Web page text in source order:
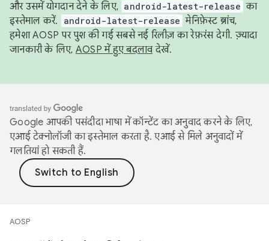
और उसमें योगदान देने के लिए, android-latest-release का
इस्तेमाल करें.
android-latest-release मेनिफ़ेस्ट ब्रांच,
हमेशा AOSP पर पुश की गई सबसे नई रिलीज़ का रेफ़रंस देगी. ज़्यादा
जानकारी के लिए, AOSP में हुए बदलावदेखें.
Google आपकी पसंदीदा भाषा में कॉन्टेंट का अनुवाद करने के लिए,
एआई टेक्नोलॉजी का इस्तेमाल करता है. एआई से मिले अनुवादों में
गलतियां हो सकती हैं.
AOSP